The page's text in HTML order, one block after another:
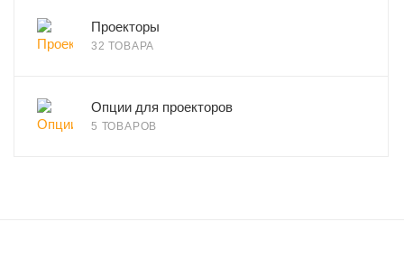
Проекторы
32 ТОВАРА
Опции для проекторов
5 ТОВАРОВ